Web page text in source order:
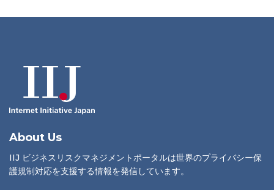
About Us
IIJ ビジネスリスクマネジメントポータルは世界のプライバシー保
護規制対応を支援する情報を発信しています。